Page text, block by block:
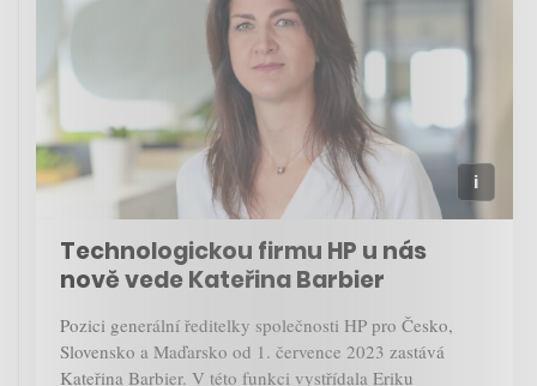
Technologickou firmu HP u nás
nově vede Kateřina Barbier
Pozici generální ředitelky společnosti HP pro Česko,
Slovensko a Maďarsko od 1. července 2023 zastává
Kateřina Barbier. V této funkci vystřídala Eriku